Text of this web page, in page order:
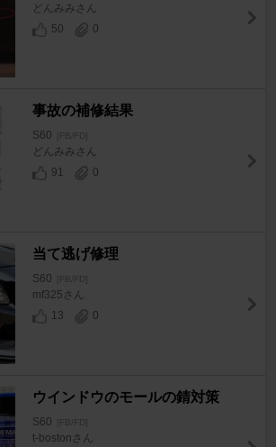
どんみみさん
50
0
事故の補修結果
S60 [FB/FD]
どんみみさん
91
0
当て逃げ修理
S60 [FB/FD]
mf325さん
13
0
ウインドウのモールの錆対策
S60 [FB/FD]
t-bostonさん